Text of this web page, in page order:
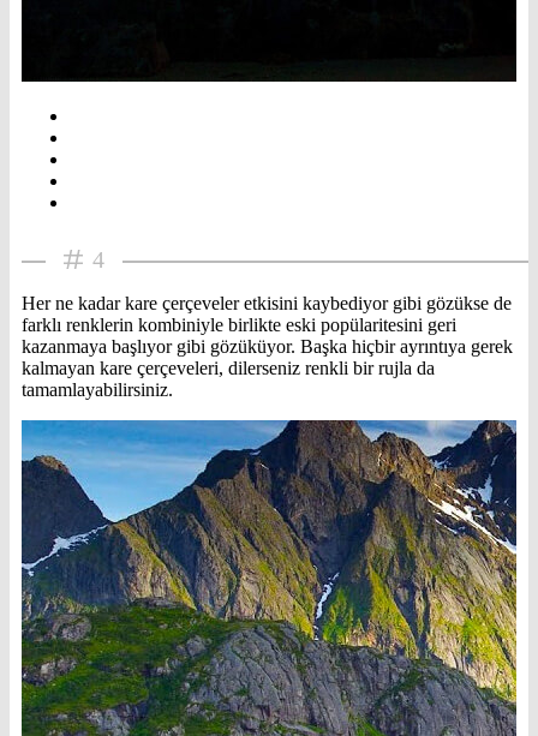
4
Her ne kadar kare çerçeveler etkisini kaybediyor gibi gözükse de
farklı renklerin kombiniyle birlikte eski popülaritesini geri
kazanmaya başlıyor gibi gözüküyor. Başka hiçbir ayrıntıya gerek
kalmayan kare çerçeveleri, dilerseniz renkli bir rujla da
tamamlayabilirsiniz.